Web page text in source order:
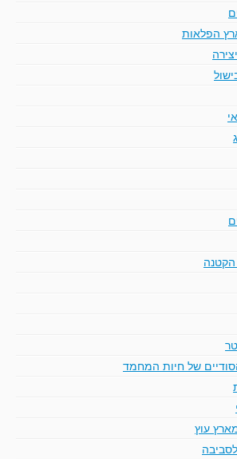
הפלאות
של חיות המחמד
עוץ